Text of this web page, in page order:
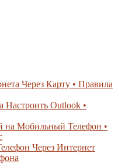
Через Карту • Правила
Настроить Outlook •
на Мобильный Телефон •
Через Интернет